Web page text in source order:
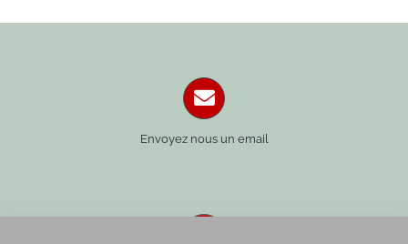
Envoyez nous un email